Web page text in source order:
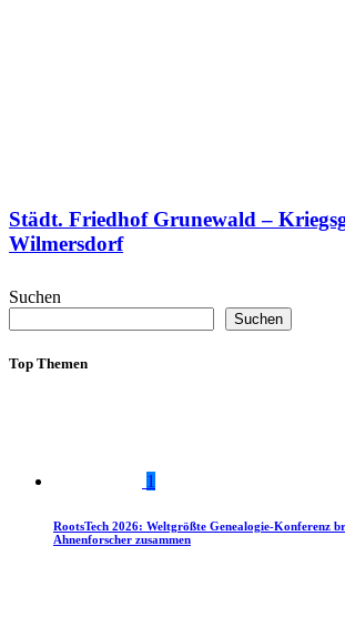
Städt. Friedhof Grunewald –
Wilmersdorf
Suchen
Suchen
Top Themen
1
RootsTech 2026: Weltgrößte Genealogie-Konferenz
Ahnenforscher zusammen